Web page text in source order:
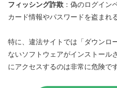
フィッシング詐欺 ：偽のログイン
カード情報やパスワードを盗まれる
特に、違法サイトでは「ダウンロ
ないソフトウェアがインストール
にアクセスするのは非常に危険です